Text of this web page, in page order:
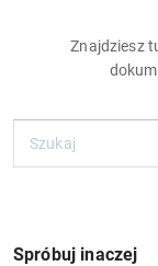
Znajdziesz
Spróbuj inaczej